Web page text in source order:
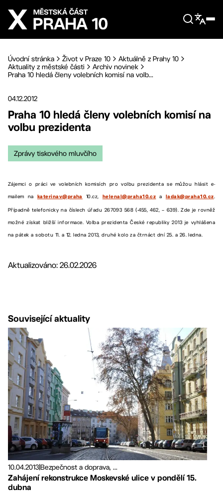
Přejít na hlavní obsah
Úvodní stránka Život v Praze 10
Aktuálně z Prahy 10
Aktuality z městské části
Archiv novinek
Praha 10 hledá členy volebních komisí na volb...
04.12.2012
Praha 10 hledá členy volebních komisí na
volbu prezidenta
Zprávy tiskového mluvčího
Zájemci o práci ve volebních komisích pro volbu prezidenta se můžou hlásit e-
mailem na katerinav@praha 10.cz, helenal@praha10.cz a ladak@praha10.cz
Případně telefonicky na číslech úřadu 267093 568 (-455, 462, – 639). Zde je rovněž
možné získat bližší informace. Volba prezidenta České republiky 2013 je vyhlášena
na pátek a sobotu 11. a 12. ledna 2013, druhé kolo za čtrnáct dní 25. a 26. ledna.
Aktualizováno: 26.02.2026
Související aktuality
10.04.2013Bezpečnost a doprava, ...
Zahájení rekonstrukce Moskevské ulice v pondělí 15.
dubna